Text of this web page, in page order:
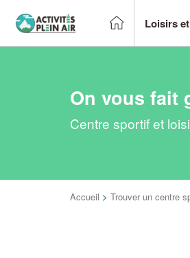
Loisirs
On vous fait
Centre sportif et
Accueil > Trouver un centre